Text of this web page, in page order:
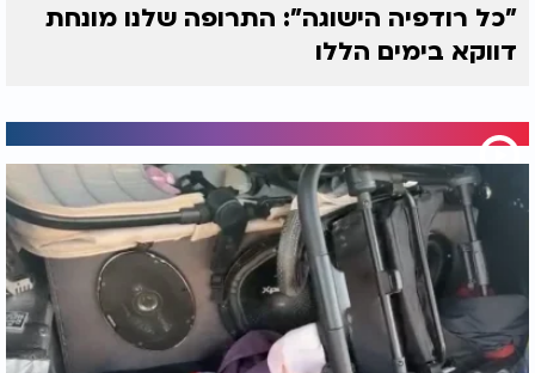
"כל רודפיה הישוגה": התרופה שלנו מונחת
דווקא בימים הללו